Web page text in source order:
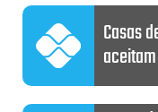
Casas